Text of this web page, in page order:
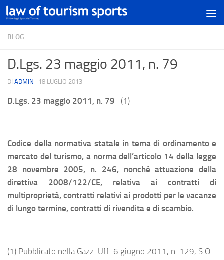
BLOG
D.Lgs. 23 maggio 2011, n. 79
DI ADMIN · 18 LUGLIO 2013
D.Lgs. 23 maggio 2011, n. 79 (1)
Codice della normativa statale in tema di ordinamento e
mercato del turismo, a norma dell’articolo 14 della legge
28 novembre 2005, n. 246, nonché attuazione della
direttiva 2008/122/CE, relativa ai contratti di
multiproprietà, contratti relativi ai prodotti per le vacanze
di lungo termine, contratti di rivendita e di scambio.
(1) Pubblicato nella Gazz. Uff. 6 giugno 2011, n. 129, S.O.